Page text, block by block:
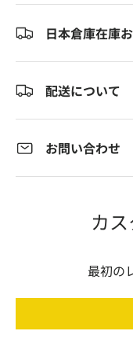
日本倉庫在庫
配送について
お問い合わせ
カ
最初の